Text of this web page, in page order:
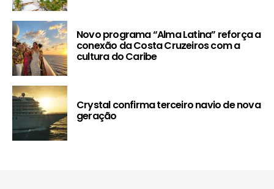
Novo programa “Alma Latina” reforça a
conexão da Costa Cruzeiros com a
cultura do Caribe
Crystal confirma terceiro navio de nova
geração